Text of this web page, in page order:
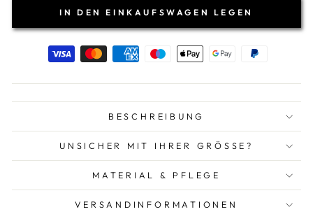
IN DEN EINKAUFSWAGEN LEGEN
BESCHREIBUNG
UNSICHER MIT IHRER GRÖSSE?
MATERIAL & PFLEGE
VERSANDINFORMATIONEN